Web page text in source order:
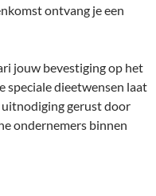
ontvang je een
jouw bevestiging op het
speciale dieetwensen laat
uitnodiging gerust door
ondernemers binnen